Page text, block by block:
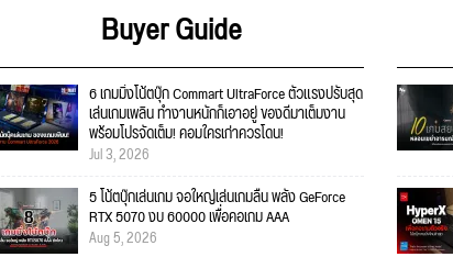
Buyer Guide
6 เกมมิ่งโน้ตบุ๊ก Commart UltraForce ตัวแรงปรับสุด
เล่นเกมเพลิน ทำงานหนักก็เอาอยู่ ของดีมาเต็มงาน
พร้อมโปรจัดเต็ม! คอมใครเก่าควรโดน!
Jul 3, 2026
5 โน้ตบุ๊กเล่นเกม จอใหญ่เล่นเกมลื่น พลัง GeForce
RTX 5070 งบ 60000 เพื่อคอเกม AAA
Aug 5, 2026